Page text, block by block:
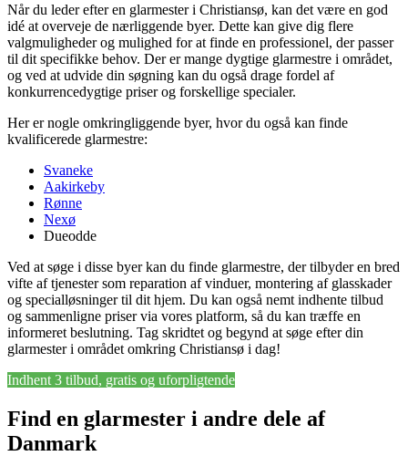
Når du leder efter en glarmester i Christiansø, kan det være en god
idé at overveje de nærliggende byer. Dette kan give dig flere
valgmuligheder og mulighed for at finde en professionel, der passer
til dit specifikke behov. Der er mange dygtige glarmestre i området,
og ved at udvide din søgning kan du også drage fordel af
konkurrencedygtige priser og forskellige specialer.
Her er nogle omkringliggende byer, hvor du også kan finde
kvalificerede glarmestre:
Svaneke
Aakirkeby
Rønne
Nexø
Dueodde
Ved at søge i disse byer kan du finde glarmestre, der tilbyder en bred
vifte af tjenester som reparation af vinduer, montering af glasskader
og specialløsninger til dit hjem. Du kan også nemt indhente tilbud
og sammenligne priser via vores platform, så du kan træffe en
informeret beslutning. Tag skridtet og begynd at søge efter din
glarmester i området omkring Christiansø i dag!
Indhent 3 tilbud, gratis og uforpligtende
Find en glarmester i andre dele af
Danmark